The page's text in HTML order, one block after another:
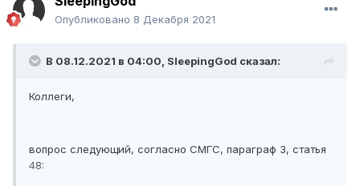
Опубликовано 8 Декабря 2021
В 08.12.2021 в 04:00, SleepingGod сказал:
Коллеги,
вопрос следующий, согласно СМГС, параграф 3, статья
48: